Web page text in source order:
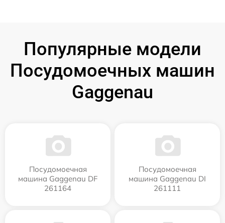
Популярные модели
Посудомоечных машин
Gaggenau
Посудомоечная
машина Gaggenau DF
261164
Посудомоечная
машина Gaggenau DI
261111